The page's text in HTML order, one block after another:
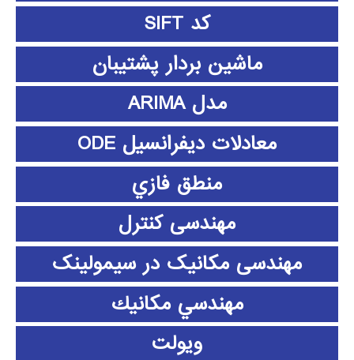
کد SIFT
ماشین بردار پشتیبان
مدل ARIMA
معادلات دیفرانسیل ODE
منطق فازي
مهندسی کنترل
مهندسی مکانیک در سیمولینک
مهندسي مكانيك
ویولت